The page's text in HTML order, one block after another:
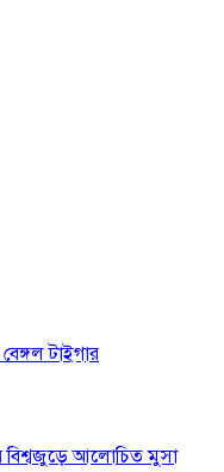
টাইগার
বিশ্বজুড়ে আলোচিত মুসা